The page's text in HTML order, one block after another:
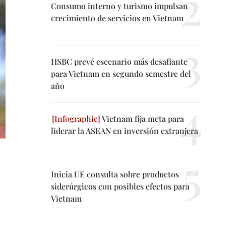
Consumo interno y turismo impulsan
crecimiento de servicios en Vietnam
HSBC prevé escenario más desafiante
para Vietnam en segundo semestre del
año
Vietnam fija meta para
liderar la ASEAN en inversión extranjera
Inicia UE consulta sobre productos
siderúrgicos con posibles efectos para
Vietnam